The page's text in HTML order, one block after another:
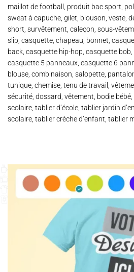
maillot de football, produit bac sport,
sweat à capuche, gilet, blouson, veste,
short, survêtement, caleçon, sous-
slip, casquette, chapeau, bonnet,
back, casquette hip-hop, casquette
casquette 5 panneaux, casquette 6
blouse, combinaison, salopette,
tunique, chemise, tenu de travail,
sécurité, dossard, vêtement, bodie
scolaire, tablier d’école, tablier jardin
scolaire, tablier crèche d’enfant, tablier